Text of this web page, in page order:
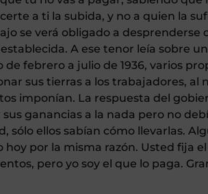
a ti la subida, y no a quien la
se verá obligado a
A ese tenor leía sobre
de febrero a julio de 1936, varios
sus tierras a los trabajadores, al
imponían. La respuesta del
ganancias a la nada pero no
sólo ellos sabían cómo llevarlas.
hoy por la misma razón. Usted fija
pero yo soy el que lo paga.